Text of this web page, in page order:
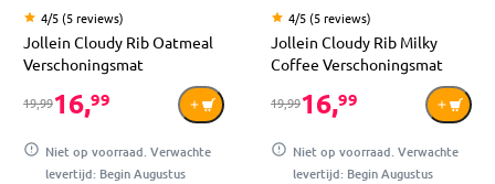
4/5 (5 reviews)
Jollein Cloudy Rib Oatmeal
Verschoningsmat
19,9916,99
Niet op voorraad. Verwachte
levertijd: Begin Augustus
4/5 (5 reviews)
Jollein Cloudy Rib Milky
Coffee Verschoningsmat
19,9916,99
Niet op voorraad. Verwachte
levertijd: Begin Augustus